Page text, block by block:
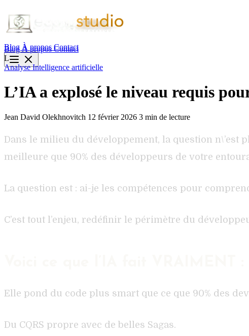
Blog À propos Contact
BlogÀ proposContact
L
AnalyseIntelligence artificielle
L’IA a explosé le niveau requis
Jean David Olekhnovitch 12 février 2026 3 min de lecture
Dans le milieu du développement, la question n\’est
meilleure que 90% des développeurs de votre
La question est : ai-je les compétences pour
C’est tout l’enjeu, redéfinir le périmètre du
Elle pond du code plus smart que ce que 90% des
Du CQRS propre avec de belles Sagas.